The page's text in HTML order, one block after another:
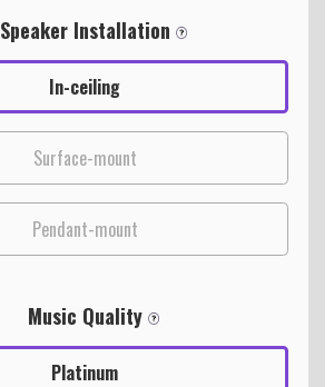
Speaker Installation
In-ceiling
Surface-mount
Pendant-mount
Music Quality
Platinum